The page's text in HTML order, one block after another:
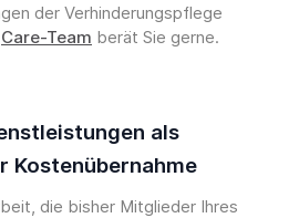
der Verhinderungspflege
Care-Team berät Sie gerne.
als
Kostenübernahme
die bisher Mitglieder Ihres